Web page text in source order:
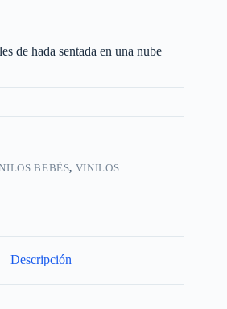
de hada sentada en una nube
BEBÉS, VINILOS
Descripción